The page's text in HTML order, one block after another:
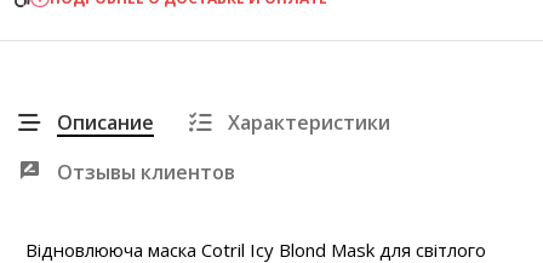
Описание
Характеристики
Отзывы клиентов
Відновлююча маска Cotril Icy Blond Mask для світлого